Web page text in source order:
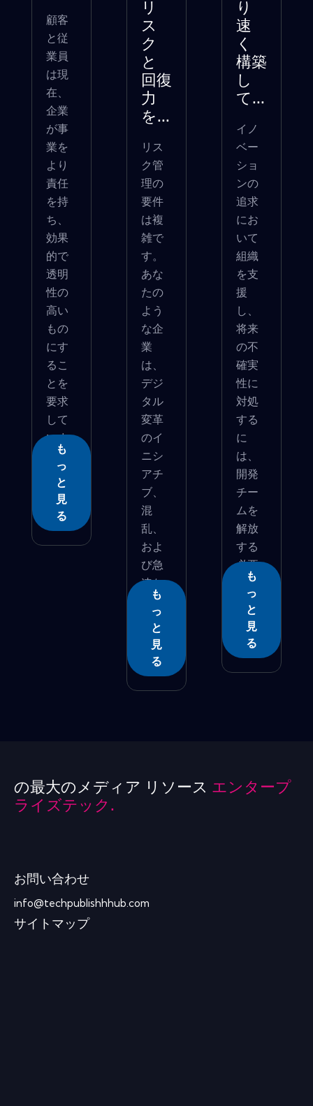
顧客
と従
業員
は現
在、
企業
が事
業を
より
責任
を持
ち、
効果
的で
透明
性の
高い
もの
にす
るこ
とを
要求
して
いま
す...
も
っ
と
見
る
リ
ス
ク
と
回復
力
を...
リス
ク管
理の
要件
は複
雑で
す。
あな
たの
よう
な企
業
は、
デジ
タル
変革
のイ
ニシ
アチ
ブ、
混
乱、
およ
び急
速な
ビ...
も
っ
と
見
る
り
速
く
構築
し
て...
イノ
ベー
ショ
ンの
追求
にお
いて
組織
を支
援
し、
将来
の不
確実
性に
対処
する
に
は、
開発
チー
ムを
解放
する
必要
が...
も
っ
と
見
る
の最大のメディア リソース エンタープ
ライズテック.
お問い合わせ
info@techpublishhhub.com
サイトマップ